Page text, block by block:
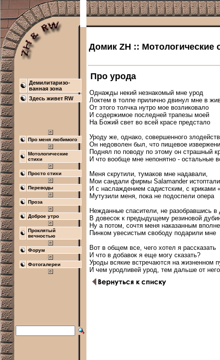
Домик ZH :: Мотологические
Демилитаризо-
ванная зона
Здесь живет RW
Про меня любимого
Мотологические
стихи
Просто стихи
Переводы
Проза
Доброе утро
Проклятый
вечностью
Форум
Фотогалереи
Про урода
Однажды некий незнакомый мне урод
Локтем в толпе прилично двинул мне в
От этого толчка нутро мое возликовало
И содержимое последней трапезы моей
На Божий свет во всей красе предстало
Уроду же, однако, совершенного
Он недоволен был, что пищевое
Поднял по поводу по этому он страшный
И что вообще мне непонятно - остальные
Меня скрутили, тумаков мне надавали,
Мои сандали фирмы Salamander истоптали
И с наслаждением садистским, с криками
Мутузили меня, пока не подоспели опера
Нежданные спасители, не разобравшись в
В довесок к предыдущему резиновой
Ну а потом, сочтя меня наказанным
Пинком увесистым свободу подарили мне
Вот в общем все, чего хотел я рассказать
И что в добавок я еще могу сказать?
Уроды всякие встречаются на жизненном